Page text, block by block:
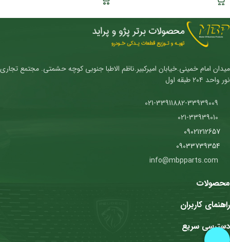
میدان امام خمینی.خیابان امیرکبیر.ناظم الاطبا جنوبی کوچه حشمتی. مجتمع تجاری
نور واحد ۲۰۴ طبقه اول
09021212657
09033739354
محصولات
راهنمای کاربران
دسترسی سریع